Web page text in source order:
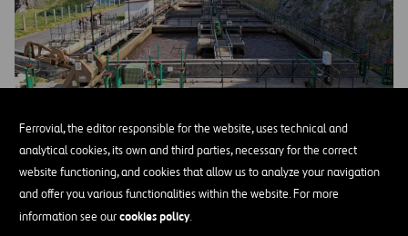
Ferrovial, the editor responsible for the website, uses technical and
analytical cookies, its own and third parties, necessary for the correct
website functioning, and cookies that allow us to analyze your navigation
and offer you various functionalities within the website. For more
information see ourcookies policy.
El CABB adjudica la ampliación de la depuradora de Bakio a
la UTE Ferrovial-Cadagua por 8,45 millones